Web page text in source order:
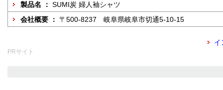
製品名 ： SUMI炭 婦人袖シャツ
会社概要 ： 〒500-8237 岐阜県岐阜市切通5-10-15
イ
PRサイト